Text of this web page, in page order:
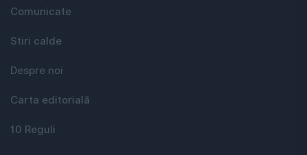
Comunicate
Stiri calde
Despre noi
Carta editorială
10 Reguli